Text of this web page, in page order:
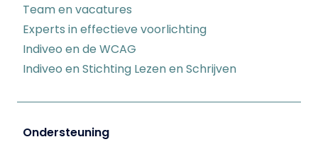
Team en vacatures
Experts in effectieve voorlichting
Indiveo en de WCAG
Indiveo en Stichting Lezen en Schrijven
Ondersteuning